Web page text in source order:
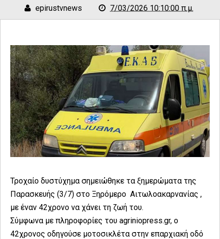
epirustvnews 7/03/2026 10:10:00 π.μ.
Τροχαίο δυστύχημα σημειώθηκε τα ξημερώματα της
Παρασκευής (3/7) στο Ξηρόμερο Αιτωλοακαρνανίας ,
με έναν 42χρονο να χάνει τη ζωή του.
Σύμφωνα με πληροφορίες του agriniopress.gr, ο
42χρονος οδηγούσε μοτοσικλέτα στην επαρχιακή οδό